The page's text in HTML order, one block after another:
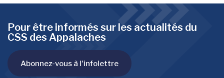
Pour être informés sur les actualités du
CSS des Appalaches
Abonnez-vous à l'infolettre